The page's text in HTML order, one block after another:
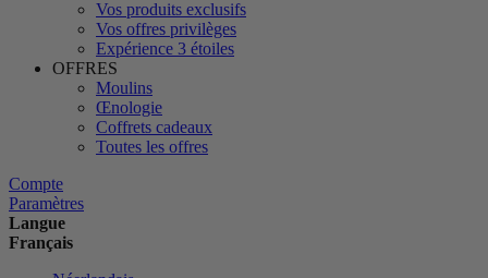
Vos produits exclusifs
Vos offres privilèges
Expérience 3 étoiles
OFFRES
Moulins
Œnologie
Coffrets cadeaux
Toutes les offres
Compte
Paramètres
Langue
Français